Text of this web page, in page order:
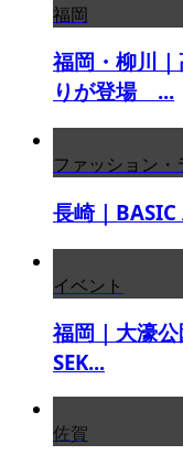
福岡
福岡・柳川
りが登場 ...
ファッション
長崎｜
イベント
福岡｜大濠
SEK...
佐賀